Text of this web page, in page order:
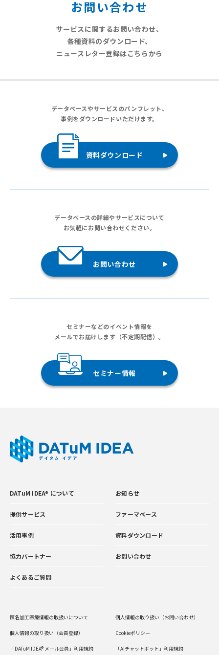
お問い合わせ
サービスに関するお問い合わせ、
各種資料のダウンロード、
ニュースレター登録はこちらから
データベースやサービスのパンフレット、
事例をダウンロードいただけます。
資料ダウンロード
データベースの詳細やサービスについて
お気軽にお問い合わせください。
お問い合わせ
セミナーなどのイベント情報を
メールでお届けします（不定期配信）。
セミナー情報
DATuM IDEA® について お知らせ
提供サービス ファーマベース
活用事例 資料ダウンロード
協力パートナー お問い合わせ
よくあるご質問
匿名加工医療情報の取扱いについて 個人情報の取り扱い（お問い合わせ）
個人情報の取り扱い（会員登録） Cookieポリシー
「DATuM IDEA® メール会員」利用規約 「AIチャットボット」利用規約